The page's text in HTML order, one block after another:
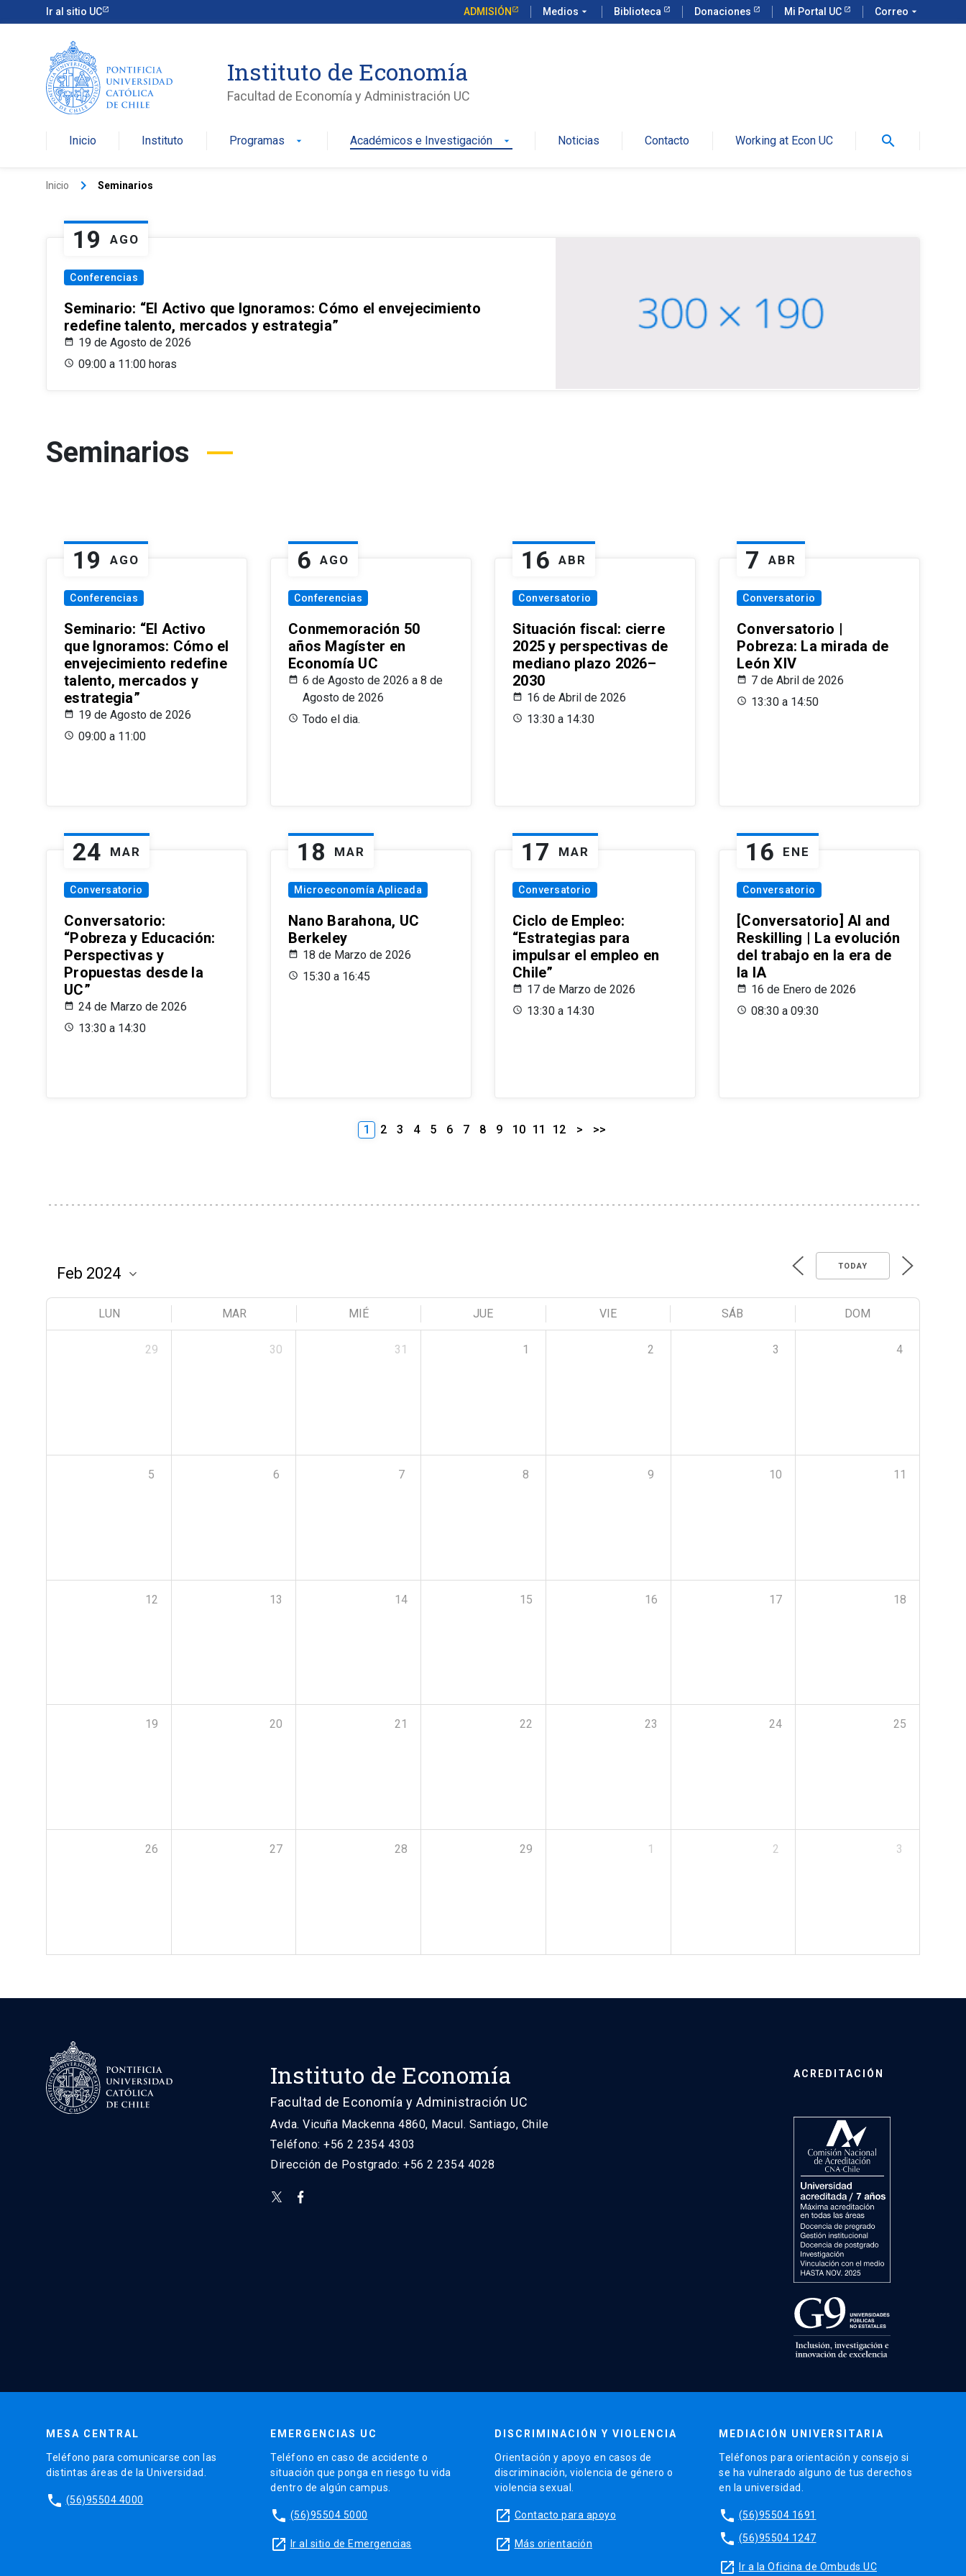
Ir al sitio UC ADMISIÓN Medios arrow_drop_down Biblioteca Donaciones Mi Portal UC Correo arrow_drop_down
Instituto de Economía
Facultad de Economía y Administración UC
Inicio Instituto Programas arrow_drop_down Académicos e Investigación arrow_drop_down Noticias Contacto Working at Econ UC search
Inicio keyboard_arrow_right Seminarios
19 AGO
Conferencias
Seminario: “El Activo que Ignoramos: Cómo el envejecimiento
redefine talento, mercados y estrategia”
19 de Agosto de 2026
09:00 a 11:00 horas
Seminarios
19 AGO
Conferencias
Seminario: “El Activo
que Ignoramos: Cómo el
envejecimiento redefine
talento, mercados y
estrategia”
19 de Agosto de 2026
09:00 a 11:00
6 AGO
Conferencias
Conmemoración 50
años Magíster en
Economía UC
6 de Agosto de 2026 a 8 de
Agosto de 2026
Todo el dia.
16 ABR
Conversatorio
Situación fiscal: cierre
2025 y perspectivas de
mediano plazo 2026–
2030
16 de Abril de 2026
13:30 a 14:30
7 ABR
Conversatorio
Conversatorio |
Pobreza: La mirada de
León XIV
7 de Abril de 2026
13:30 a 14:50
24 MAR
Conversatorio
Conversatorio:
“Pobreza y Educación:
Perspectivas y
Propuestas desde la
UC”
24 de Marzo de 2026
13:30 a 14:30
18 MAR
Microeconomía Aplicada
Nano Barahona, UC
Berkeley
18 de Marzo de 2026
15:30 a 16:45
17 MAR
Conversatorio
Ciclo de Empleo:
“Estrategias para
impulsar el empleo en
Chile”
17 de Marzo de 2026
13:30 a 14:30
16 ENE
Conversatorio
[Conversatorio] AI and
Reskilling | La evolución
del trabajo en la era de
la IA
16 de Enero de 2026
08:30 a 09:30
1 2 3 4 5 6 7 8 9 10 11 12 > >>
TODAY
LUN MAR MIÉ JUE VIE SÁB DOM
29 30 31 1 2 3 4
5 6 7 8 9 10 11
12 13 14 15 16 17 18
19 20 21 22 23 24 25
26 27 28 29 1 2 3
Instituto de Economía
Facultad de Economía y Administración UC
Avda. Vicuña Mackenna 4860, Macul. Santiago, Chile
Teléfono: +56 2 2354 4303
Dirección de Postgrado: +56 2 2354 4028
ACREDITACIÓN
MESA CENTRAL
Teléfono para comunicarse con las
distintas áreas de la Universidad.
phone (56)95504 4000
EMERGENCIAS UC
Teléfono en caso de accidente o
situación que ponga en riesgo tu vida
dentro de algún campus.
phone (56)95504 5000
launch Ir al sitio de Emergencias
DISCRIMINACIÓN Y VIOLENCIA
Orientación y apoyo en casos de
discriminación, violencia de género o
violencia sexual.
launch Contacto para apoyo
launch Más orientación
MEDIACIÓN UNIVERSITARIA
Teléfonos para orientación y consejo si
se ha vulnerado alguno de tus derechos
en la universidad.
phone (56)95504 1691
phone (56)95504 1247
launch Ir a la Oficina de Ombuds UC